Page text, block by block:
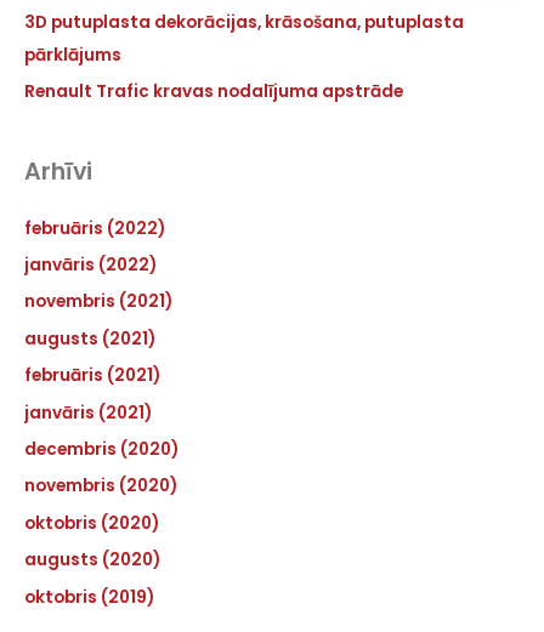
3D putuplasta dekorācijas, krāsošana, putuplasta
pārklājums
Renault Trafic kravas nodalījuma apstrāde
Arhīvi
februāris (2022)
janvāris (2022)
novembris (2021)
augusts (2021)
februāris (2021)
janvāris (2021)
decembris (2020)
novembris (2020)
oktobris (2020)
augusts (2020)
oktobris (2019)